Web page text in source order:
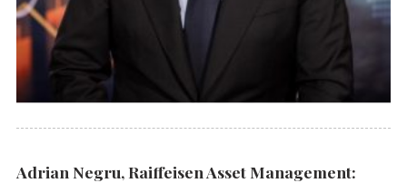
Adrian Negru, Raiffeisen Asset Management: